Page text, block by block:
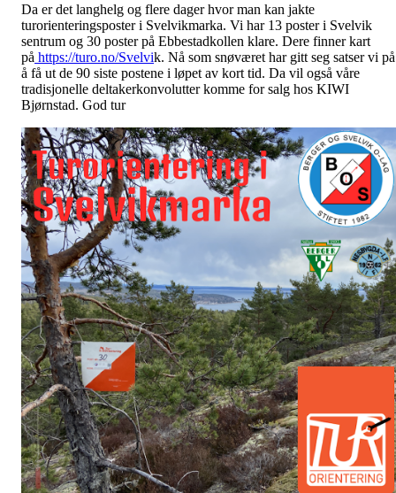
Da er det langhelg og flere dager hvor man kan jakte
turorienteringsposter i Svelvikmarka. Vi har 13 poster i Svelvik
sentrum og 30 poster på Ebbestadkollen klare. Dere finner kart
på https://turo.no/Svelvik. Nå som snøværet har gitt seg satser vi på
å få ut de 90 siste postene i løpet av kort tid. Da vil også våre
tradisjonelle deltakerkonvolutter komme for salg hos KIWI
Bjørnstad. God tur